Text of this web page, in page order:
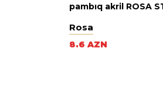
pambıq akril ROSA
Rosa
8.6 AZN